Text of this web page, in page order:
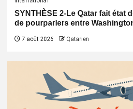
SYNTHÈSE 2-Le Qatar fait état
de pourparlers entre
7 août 2026 Qatarien